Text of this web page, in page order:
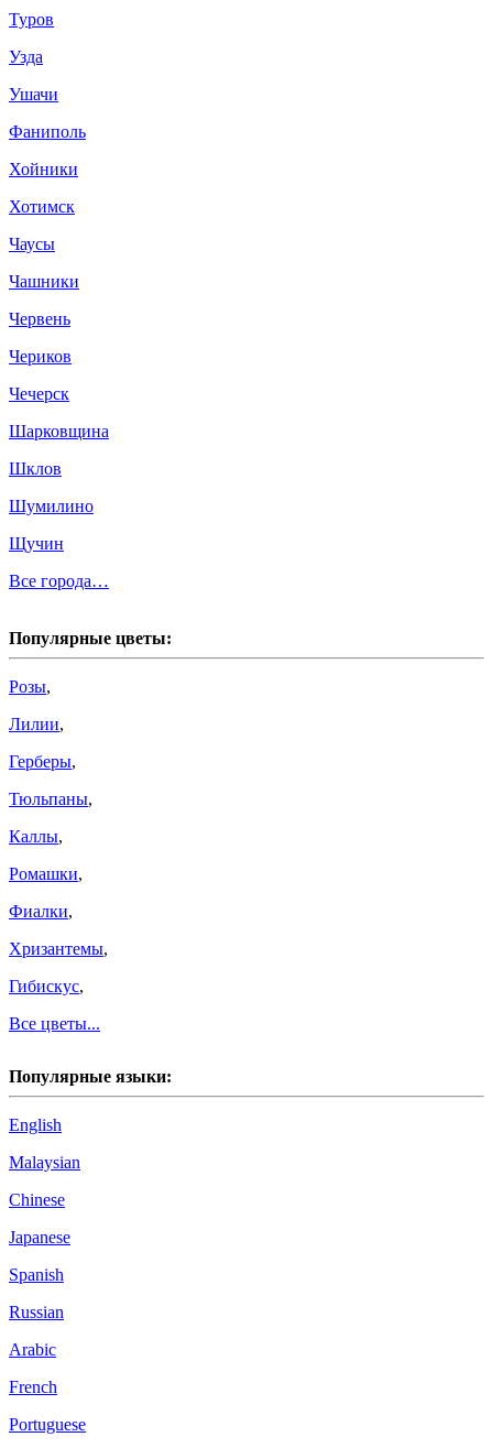
Туров
Узда
Ушачи
Фаниполь
Хойники
Хотимск
Чаусы
Чашники
Червень
Чериков
Чечерск
Шарковщина
Шклов
Шумилино
Щучин
Все города…
Популярные цветы:
Розы,
Лилии,
Герберы,
Тюльпаны,
Каллы,
Ромашки,
Фиалки,
Хризантемы,
Гибискус,
Все цветы...
Популярные языки:
English
Malaysian
Chinese
Japanese
Spanish
Russian
Arabic
French
Portuguese